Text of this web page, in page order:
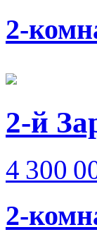
2-
2-й
4 300
2-